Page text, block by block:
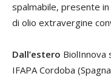
spalmabile, presente
di olio extravergine
Dall’estero BiolInnova
IFAPA Cordoba